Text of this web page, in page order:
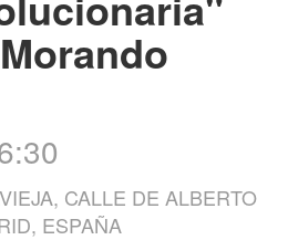
CALLE DE ALBERTO
ESPAÑA